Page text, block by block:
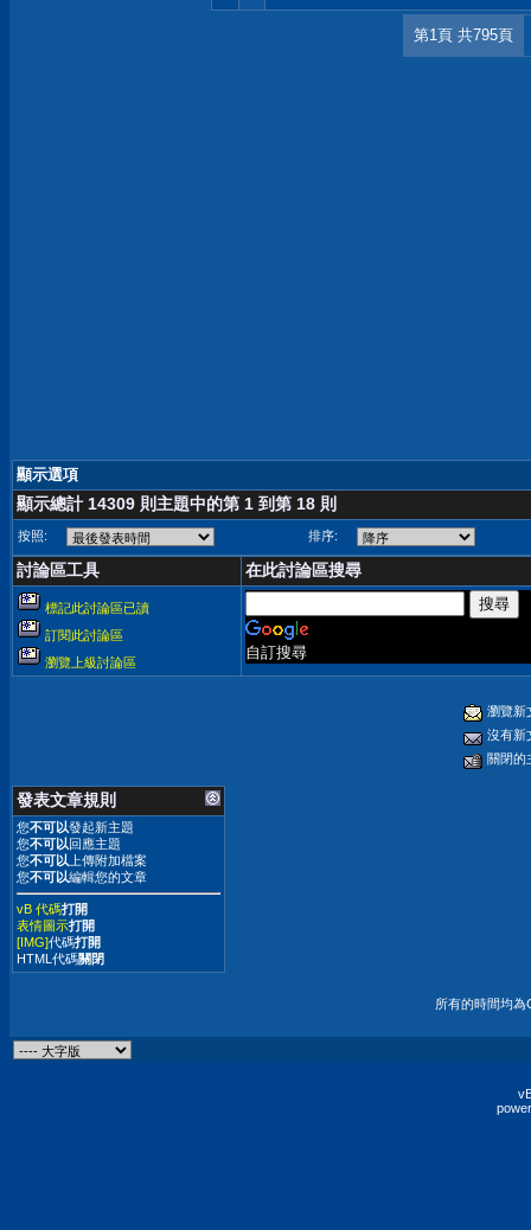
第1頁 共795頁
顯示選項
顯示總計 14309 則主題中的第 1 到第 18 則
按照: 排序:
討論區工具 在此討論區搜尋
標記此討論區已讀
訂閱此討論區
瀏覽上級討論區
自訂搜尋
瀏覽新
沒有新
關閉的
發表文章規則
您不可以發起新主題
您不可以回應主題
您不可以 上傳附加檔案
您不可以編輯您的文章
vB 代碼打開
表情圖示打開
[IMG]代碼打開
HTML代碼關閉
所有的時間均為